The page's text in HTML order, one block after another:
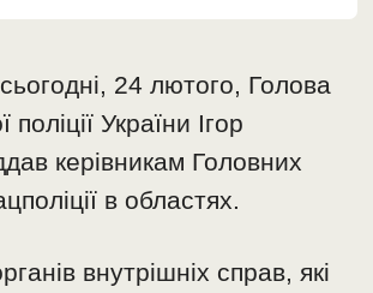
24 лютого, Голова
України Ігор
керівникам Головних
в областях.
внутрішніх справ, які